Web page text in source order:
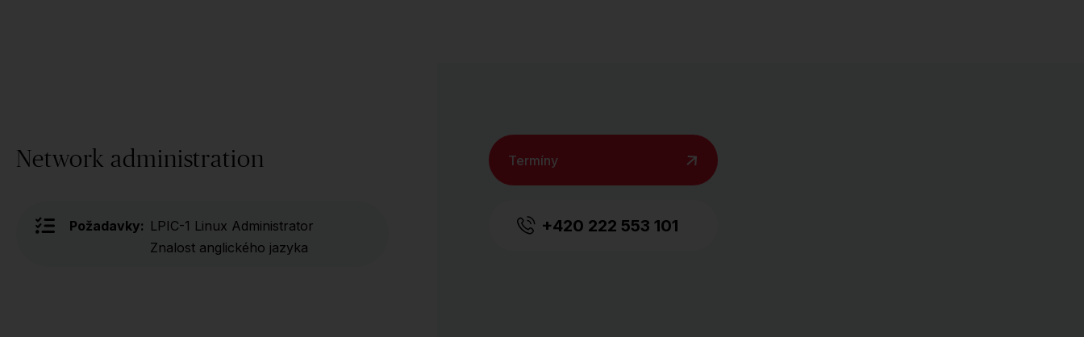
Network administration
Požadavky: LPIC-1 Linux Administrator
Znalost anglického jazyka
Termíny
+420 222 553 101